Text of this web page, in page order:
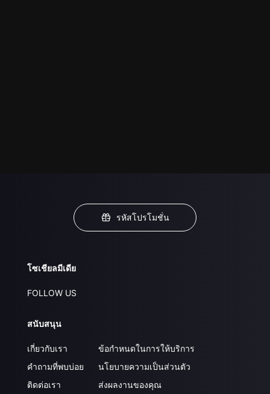
รหัสโปรโมชั่น
โซเชียลมีเดีย
FOLLOW US
สนับสนุน
เกี่ยวกับเรา
คำถามที่พบบ่อย
ติดต่อเรา
ข้อกำหนดในการให้บริการ
นโยบายความเป็นส่วนตัว
ส่งผลงานของคุณ